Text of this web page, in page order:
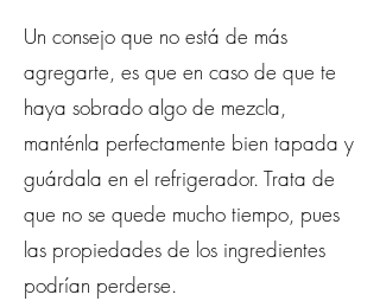
Un consejo que no está de más
agregarte, es que en caso de que te
haya sobrado algo de mezcla,
manténla perfectamente bien tapada y
guárdala en el refrigerador. Trata de
que no se quede mucho tiempo, pues
las propiedades de los ingredientes
podrían perderse.